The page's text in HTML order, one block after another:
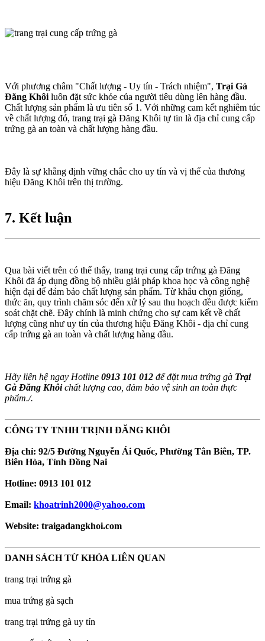
Với phương châm "Chất lượng - Uy tín - Trách nhiệm", Trại Gà
Đăng Khôi luôn đặt sức khỏe của người tiêu dùng lên hàng đầu.
Chất lượng sản phẩm là ưu tiên số 1. Với những cam kết nghiêm túc
về chất lượng đó, trang trại gà Đăng Khôi tự tin là địa chỉ cung cấp
trứng gà an toàn và chất lượng hàng đầu.
Đây là sự khẳng định vững chắc cho uy tín và vị thế của thương
hiệu Đăng Khôi trên thị trường.
7. Kết luận
Qua bài viết trên có thể thấy, trang trại cung cấp trứng gà Đăng
Khôi đã áp dụng đồng bộ nhiều giải pháp khoa học và công nghệ
hiện đại để đảm bảo chất lượng sản phẩm. Từ khâu chọn giống,
thức ăn, quy trình chăm sóc đến xử lý sau thu hoạch đều được kiểm
soát chặt chẽ. Đây chính là minh chứng cho sự cam kết về chất
lượng cũng như uy tín của thương hiệu Đăng Khôi - địa chỉ cung
cấp trứng gà an toàn và chất lượng hàng đầu.
Hãy liên hệ ngay Hotline 0913 101 012 để đặt mua trứng gà Trại
Gà Đăng Khôichất lượng cao, đảm bảo vệ sinh an toàn thực
phẩm./.
CÔNG TY TNHH TRỊNH ĐĂNG KHÔI
Địa chỉ: 92/5 Đường Nguyễn Ái Quốc, Phường Tân Biên, TP.
Biên Hòa, Tỉnh Đồng Nai
Hotline: 0913 101 012
Email: khoatrinh2000@yahoo.com
Website: traigadangkhoi.com
DANH SÁCH TỪ KHÓA LIÊN QUAN
trang trại trứng gà
mua trứng gà sạch
trang trại trứng gà uy tín